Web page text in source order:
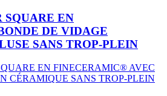
SQUARE EN
DE VIDAGE
SANS TROP-PLEIN